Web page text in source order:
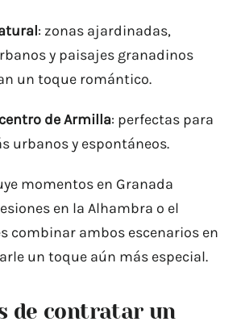
: zonas ajardinadas,
y paisajes granadinos
un toque romántico.
de Armilla: perfectas para
urbanos y espontáneos.
momentos en Granada
en la Alhambra o el
combinar ambos escenarios en
un toque aún más especial.
de contratar un